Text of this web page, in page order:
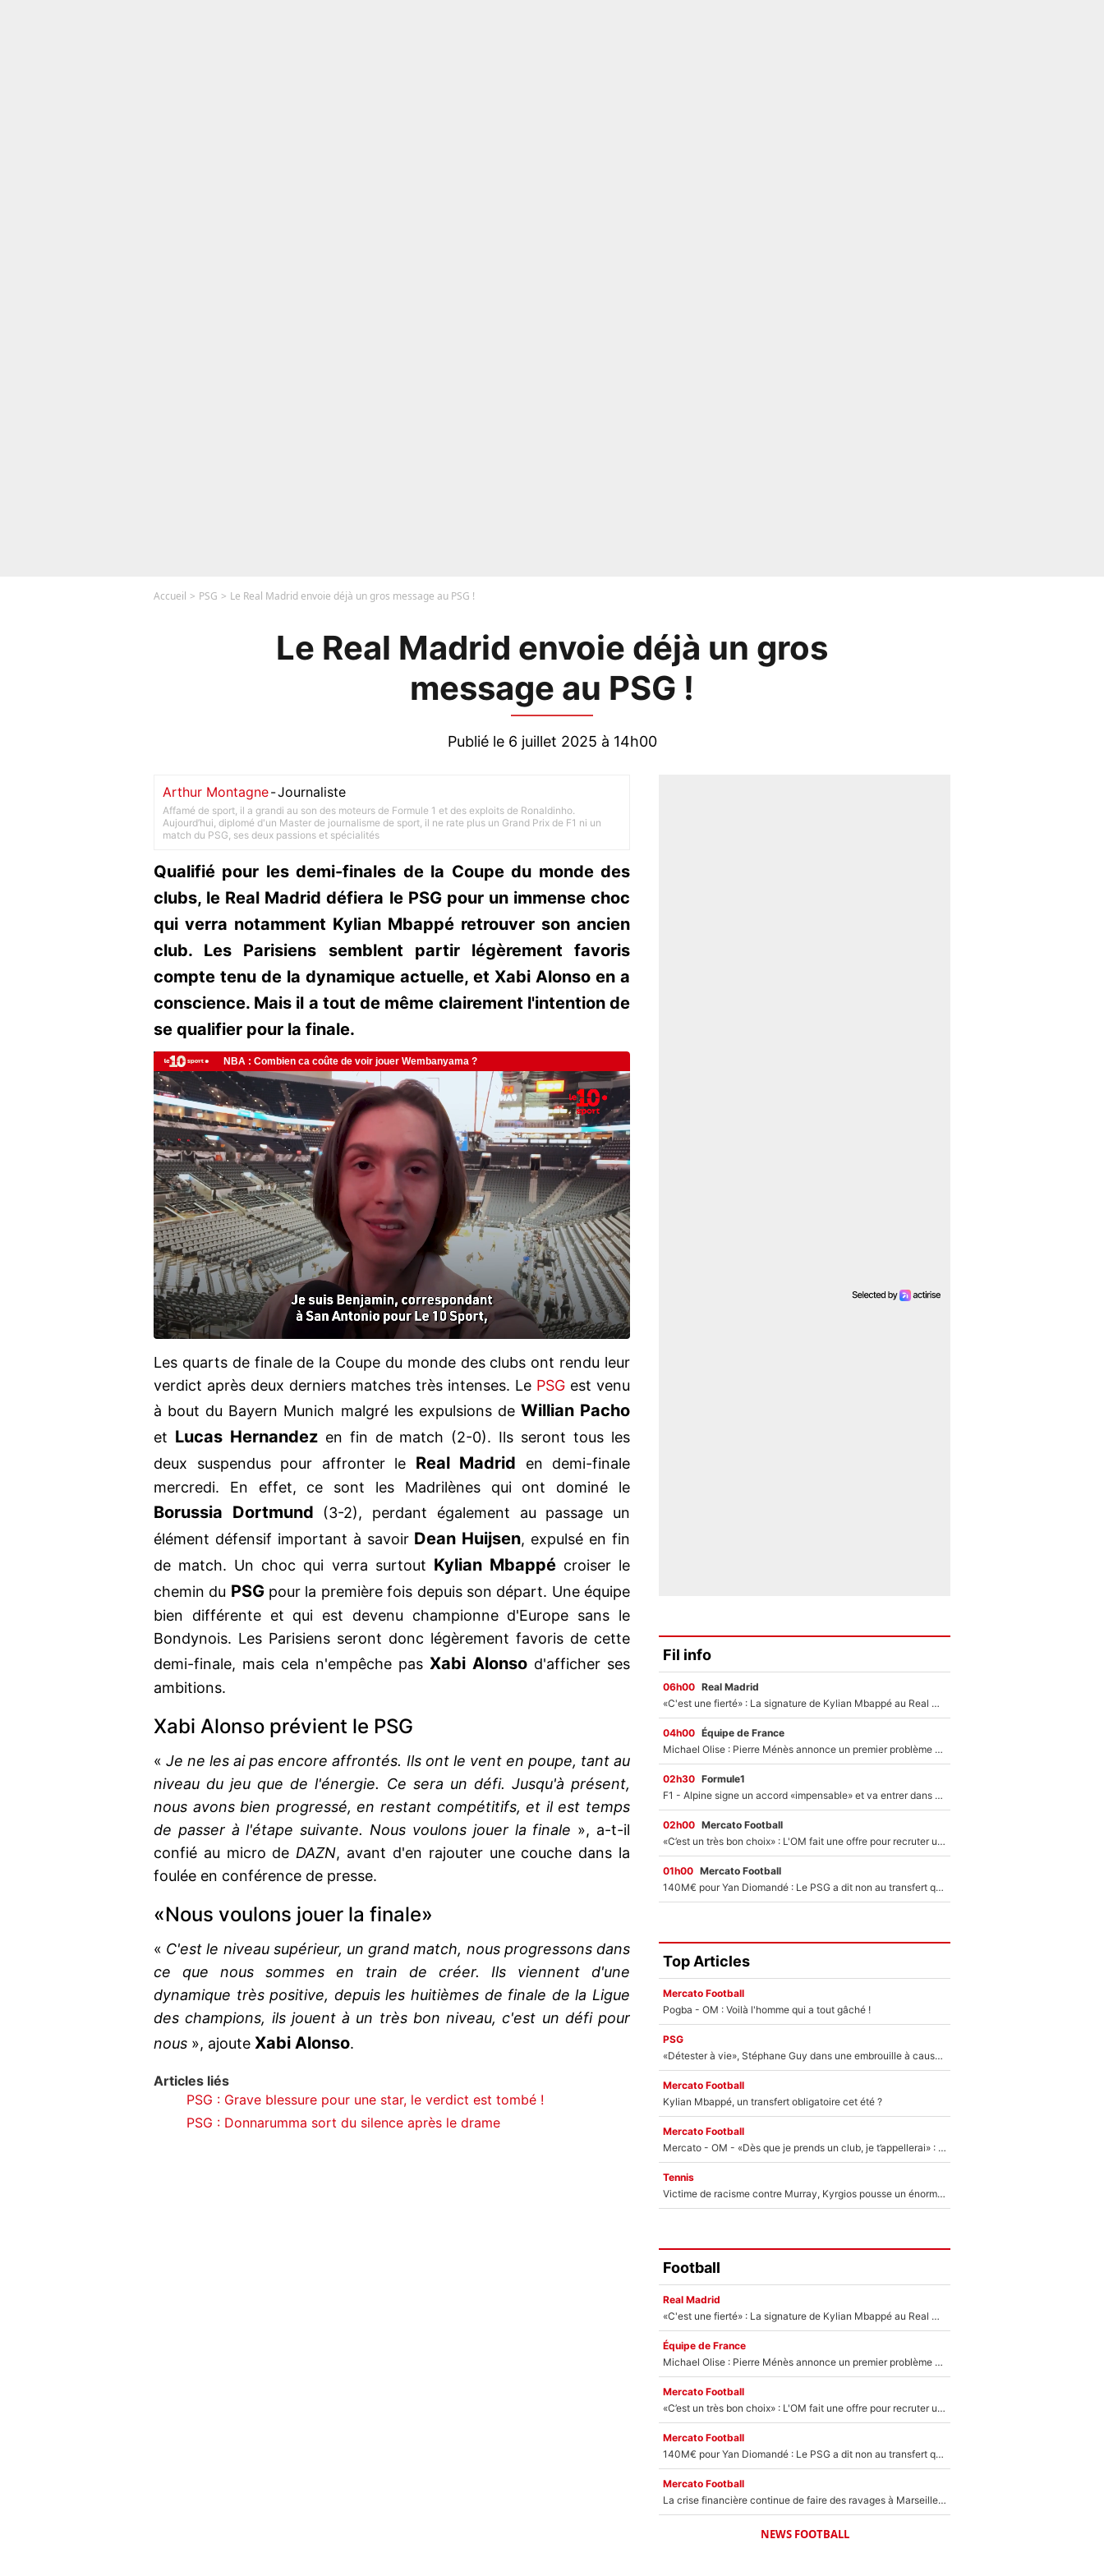
Accueil PSG Le Real Madrid envoie déjà un gros message au PSG !
Le Real Madrid envoie déjà un gros
message au PSG !
Publié le 6 juillet 2025 à 14h00
Arthur Montagne-Journaliste
Affamé de sport, il a grandi au son des moteurs de Formule 1 et des exploits de Ronaldinho.
Aujourd’hui, diplomé d'un Master de journalisme de sport, il ne rate plus un Grand Prix de F1 ni un
match du PSG, ses deux passions et spécialités
Qualifié pour les demi-finales de la Coupe du monde des
clubs, le Real Madrid défiera le PSG pour un immense choc
qui verra notamment Kylian Mbappé retrouver son ancien
club. Les Parisiens semblent partir légèrement favoris
compte tenu de la dynamique actuelle, et Xabi Alonso en a
conscience. Mais il a tout de même clairement l'intention de
se qualifier pour la finale.
Les quarts de finale de la Coupe du monde des clubs ont rendu leur
verdict après deux derniers matches très intenses. Le PSG est venu
à bout du Bayern Munich malgré les expulsions de Willian Pacho
et Lucas Hernandezen fin de match (2-0). Ils seront tous les
deux suspendus pour affronter le Real Madrid en demi-finale
mercredi. En effet, ce sont les Madrilènes qui ont dominé le
Borussia Dortmund
(3-2), perdant également au passage un
élément défensif important à savoir Dean Huijsen, expulsé en fin
de match. Un choc qui verra surtout Kylian Mbappécroiser le
chemin du PSG pour la première fois depuis son départ. Une équipe
bien différente et qui est devenu championne d'Europe sans le
Bondynois. Les Parisiens seront donc légèrement favoris de cette
demi-finale, mais cela n'empêche pas Xabi Alonso d'afficher ses
ambitions.
Xabi Alonso prévient le PSG
«Je ne les ai pas encore affrontés. Ils ont le vent en poupe, tant au
niveau du jeu que de l'énergie. Ce sera un défi. Jusqu'à présent,
nous avons bien progressé, en restant compétitifs, et il est temps
de passer à l'étape suivante. Nous voulons jouer la finale », a-t-il
confié au micro deDAZN, avant d'en rajouter une couche dans la
foulée en conférence de presse.
«Nous voulons jouer la finale»
« C'est le niveau supérieur, un grand match, nous progressons dans
ce que nous sommes en train de créer. Ils viennent d'une
dynamique très positive, depuis les huitièmes de finale de la Ligue
des champions, ils jouent à un très bon niveau, c'est un défi pour
nous », ajoute Xabi Alonso.
Articles liés
PSG : Grave blessure pour une star, le verdict est tombé !
PSG : Donnarumma sort du silence après le drame
Fil info
06h00 Real Madrid
«C'est une fierté» : La signature de Kylian Mbappé au Real Madrid continue de régaler l'Espagne
04h00 Équipe de France
Michael Olise : Pierre Ménès annonce un premier problème pour Zinedine Zidane en équipe de France
02h30 Formule1
F1 - Alpine signe un accord «impensable» et va entrer dans une nouvelle dimension : Grande nouvelle pour Pierre Gasly !
02h00 Mercato Football
«C’est un très bon choix» : L'OM fait une offre pour recruter un ancien joueur du PSG... et c'est validé dans l'After Foot !
01h00 Mercato Football
140M€ pour Yan Diomandé : Le PSG a dit non au transfert qui bat tous les records sur le mercato
Top Articles
Mercato Football
Pogba - OM : Voilà l'homme qui a tout gâché !
PSG
«Détester à vie», Stéphane Guy dans une embrouille à cause du PSG !
Mercato Football
Kylian Mbappé, un transfert obligatoire cet été ?
Mercato Football
Mercato - OM - «Dès que je prends un club, je t’appellerai» : La promesse de Marcelino au moment de claquer la porte
Tennis
Victime de racisme contre Murray, Kyrgios pousse un énorme coup de gueule !
Football
Real Madrid
«C'est une fierté» : La signature de Kylian Mbappé au Real Madrid continue de régaler l'Espagne
Équipe de France
Michael Olise : Pierre Ménès annonce un premier problème pour Zinedine Zidane en équipe de France
Mercato Football
«C’est un très bon choix» : L'OM fait une offre pour recruter un ancien joueur du PSG... et c'est validé dans l'After Foot !
Mercato Football
140M€ pour Yan Diomandé : Le PSG a dit non au transfert qui bat tous les records sur le mercato
Mercato Football
La crise financière continue de faire des ravages à Marseille : L’OM a placé 12 joueurs sur le marché des transferts… et ça pourrait lui rapporter près de 100M€ !
NEWS FOOTBALL